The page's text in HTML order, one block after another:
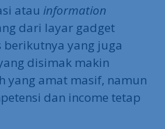
atau information
dari layar gadget
yang juga
disimak makin
yang amat masif, namun
dan income tetap